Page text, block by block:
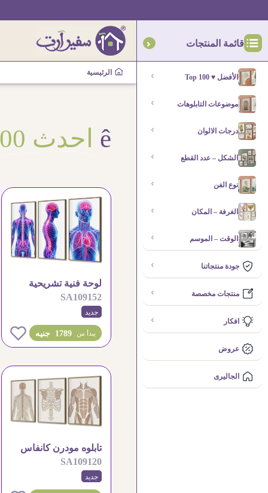
قائمة المنتجات
الأفضل ♥ Top 100
موضوعات التابلوهات
درجات الالوان
الشكل – عدد القطع
نوع الفن
الغرفة – المكان
الوقت – الموسم
جودة منتجاتنا
منتجات مخصصة
افكار
عروض
الجاليرى
الرئيسية
ê احدث 100
لوحة فنية تشريحية
لجسم الإنسان مودرن
SA109152
جديد
1789 جنيه يبدأ من 0
تابلوه مودرن كانفاس
بتصميم تشريح جسم
الإنسان
SA109120
جديد